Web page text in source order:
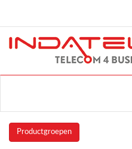
Productgroepen